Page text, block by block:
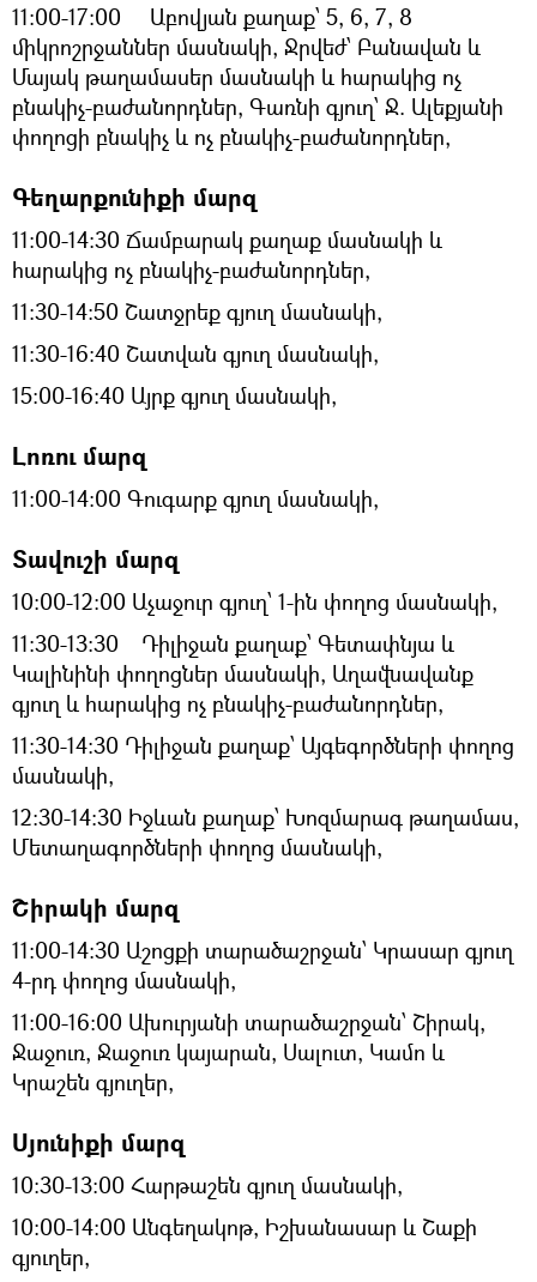
11:00-17:00 Աբովյան քաղաք՝ 5, 6, 7, 8
միկրոշրջաններ մասնակի, Ջրվեժ՝ Բանավան և
Մայակ թաղամասեր մասնակի և հարակից ոչ
բնակիչ-բաժանորդներ, Գառնի գյուղ՝ Ջ. Ալեքյանի
փողոցի բնակիչ և ոչ բնակիչ-բաժանորդներ,
Գեղարքունիքի մարզ
11։00-14։30 Ճամբարակ քաղաք մասնակի և
հարակից ոչ բնակիչ-բաժանորդներ,
11։30-14։50 Շատջրեք գյուղ մասնակի,
11։30-16։40 Շատվան գյուղ մասնակի,
15։00-16։40 Այրք գյուղ մասնակի,
Լոռու մարզ
11։00-14։00 Գուգարք գյուղ մասնակի,
Տավուշի մարզ
10:00-12:00 Աչաջուր գյուղ՝ 1-ին փողոց մասնակի,
11:30-13:30 Դիլիջան քաղաք՝ Գետափնյա և
Կալինինի փողոցներ մասնակի, Աղավնավանք
գյուղ և հարակից ոչ բնակիչ-բաժանորդներ,
11։30-14։30 Դիլիջան քաղաք՝ Այգեգործների փողոց
մասնակի,
12:30-14:30 Իջևան քաղաք՝ Խոզմարագ թաղամաս,
Մետաղագործների փողոց մասնակի,
Շիրակի մարզ
11։00-14։30 Աշոցքի տարածաշրջան՝ Կրասար գյուղ
4-րդ փողոց մասնակի,
11։00-16։00 Ախուրյանի տարածաշրջան՝ Շիրակ,
Ջաջուռ, Ջաջուռ կայարան, Սալուտ, Կամո և
Կրաշեն գյուղեր,
Սյունիքի մարզ
10:30-13:00 Հարթաշեն գյուղ մասնակի,
10:00-14:00 Անգեղակոթ, Իշխանասար և Շաքի
գյուղեր,